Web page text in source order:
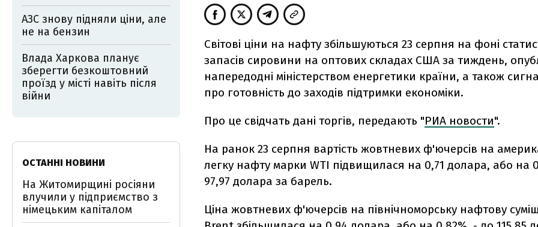
Світові ціни на нафту збільшуються 23 серпня на фоні
запасів сировини на оптових складах США за тиждень,
напередодні міністерством енергетики країни, а також
про готовність до заходів підтримки економіки.
Про це свідчать дані торгів, передають "РИА новости".
На ранок 23 серпня вартість жовтневих ф'ючерсів на
легку нафту марки WTI підвищилася на 0,71 долара, або на
97,97 долара за барель.
Ціна жовтневих ф'ючерсів на північноморську нафтову
АЗС знову підняли ціни, але
не на бензин
Влада Харкова планує
зберегти безкоштовний
проїзд у місті навіть після
війни
ОСТАННІ НОВИНИ
На Житомирщині росіяни
влучили у підприємство з
німецьким капіталом